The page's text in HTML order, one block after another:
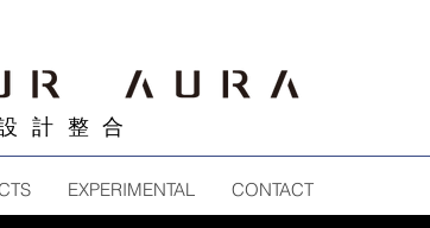
計整合
EXPERIMENTAL CONTACT